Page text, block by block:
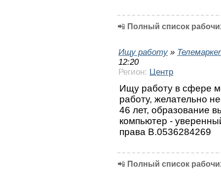
📲 Полный список
Ищу работу »
12:20
Регион: Центр
Ищу работу в сфере
работу, желательно
46 лет, образование
компьютер -
права В.0536284269
📲 Полный список